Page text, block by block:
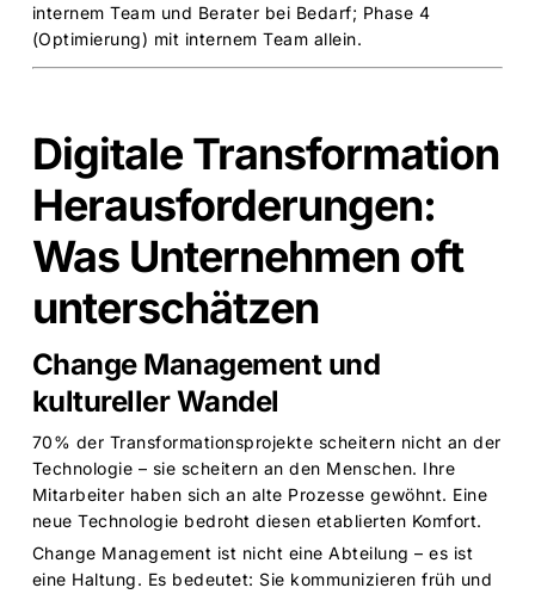
internem Team und Berater bei Bedarf; Phase 4
(Optimierung) mit internem Team allein.
Digitale Transformation
Herausforderungen:
Was Unternehmen oft
unterschätzen
Change Management und
kultureller Wandel
70% der Transformationsprojekte scheitern nicht an der
Technologie – sie scheitern an den Menschen. Ihre
Mitarbeiter haben sich an alte Prozesse gewöhnt. Eine
neue Technologie bedroht diesen etablierten Komfort.
Change Management ist nicht eine Abteilung – es ist
eine Haltung. Es bedeutet: Sie kommunizieren früh und